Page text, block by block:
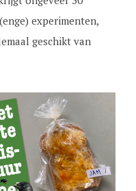
experimenten,
geschikt van